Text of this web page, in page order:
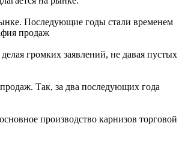
Последующие годы стали временем
продаж
громких заявлений, не давая пустых
Так, за два последующих года
производство карнизов торговой